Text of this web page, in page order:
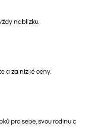
nablízku.
a za nízké ceny.
pro sebe, svou rodinu a